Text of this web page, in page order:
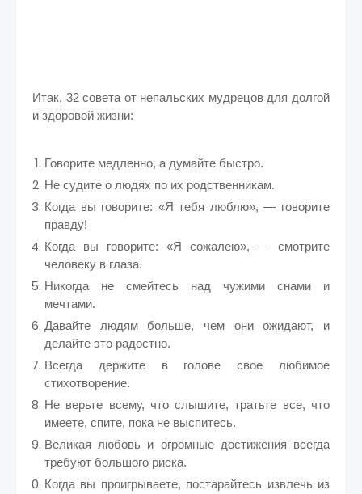
Итак, 32 совета от непальских мудрецов для долгой
и здоровой жизни:
Говорите медленно, а думайте быстро.
Не судите о людях по их родственникам.
Когда вы говорите: «Я тебя люблю», — говорите
правду!
Когда вы говорите: «Я сожалею», — смотрите
человеку в глаза.
Никогда не смейтесь над чужими снами и
мечтами.
Давайте людям больше, чем они ожидают, и
делайте это радостно.
Всегда держите в голове свое любимое
стихотворение.
Не верьте всему, что слышите, тратьте все, что
имеете, спите, пока не выспитесь.
Великая любовь и огромные достижения всегда
требуют большого риска.
Когда вы проигрываете, постарайтесь извлечь из